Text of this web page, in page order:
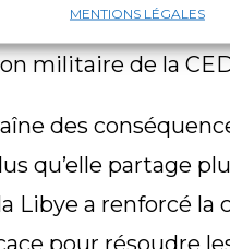
MENTIONS LÉGALES
la légitimité
militaire de la
des
qu’elle partage
Libye a renforcé la
pour résoudre